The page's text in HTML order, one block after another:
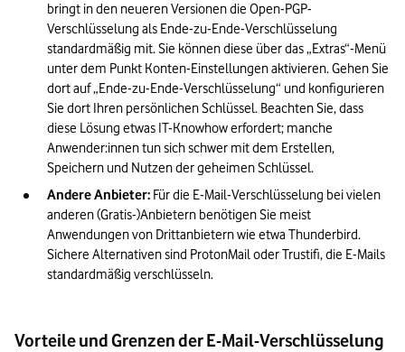
bringt in den neueren Versionen die Open-PGP-
Verschlüsselung als Ende-zu-Ende-Verschlüsselung
standardmäßig mit. Sie können diese über das „Extras“-Menü
unter dem Punkt Konten-Einstellungen aktivieren. Gehen Sie
dort auf „Ende-zu-Ende-Verschlüsselung“ und konfigurieren
Sie dort Ihren persönlichen Schlüssel. Beachten Sie, dass
diese Lösung etwas IT-Knowhow erfordert; manche
Anwender:innen tun sich schwer mit dem Erstellen,
Speichern und Nutzen der geheimen Schlüssel.
Andere Anbieter: Für die E-Mail-Verschlüsselung bei vielen
anderen (Gratis-)Anbietern benötigen Sie meist
Anwendungen von Drittanbietern wie etwa Thunderbird.
Sichere Alternativen sind ProtonMail oder Trustifi, die E-Mails
standardmäßig verschlüsseln.
Vorteile und Grenzen der E-Mail-Verschlüsselung